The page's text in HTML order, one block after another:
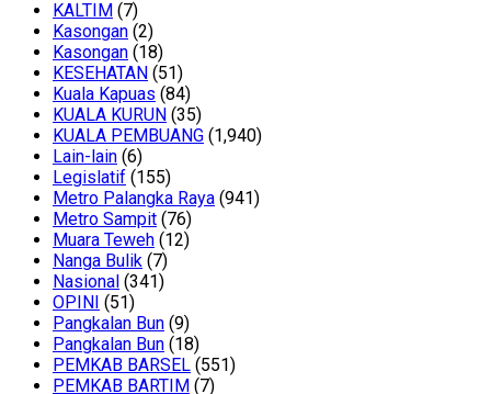
KALTIM (7)
Kasongan (2)
Kasongan (18)
KESEHATAN (51)
Kuala Kapuas (84)
KUALA KURUN (35)
KUALA PEMBUANG (1,940)
Lain-lain (6)
Legislatif (155)
Metro Palangka Raya (941)
Metro Sampit (76)
Muara Teweh (12)
Nanga Bulik (7)
Nasional (341)
OPINI (51)
Pangkalan Bun (9)
Pangkalan Bun (18)
PEMKAB BARSEL (551)
PEMKAB BARTIM (7)